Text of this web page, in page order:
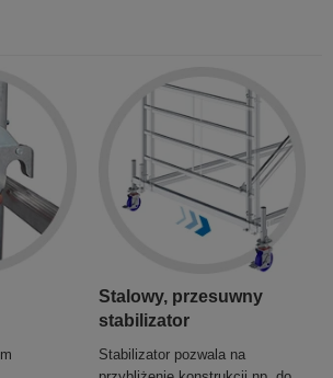
Stalowy, przesuwny
stabilizator
Stabilizator pozwala na